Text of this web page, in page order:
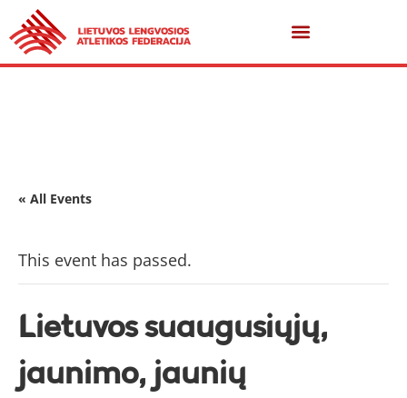
« All Events
This event has passed.
Lietuvos suaugusiųjų,
jaunimo, jaunių